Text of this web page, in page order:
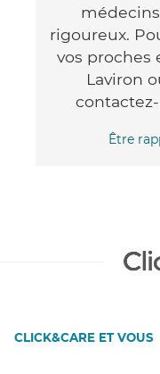
rigoureux.
vos proches
Laviron
Être
CLICK&CARE ET VOUS